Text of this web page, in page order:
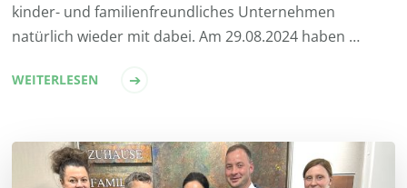
kinder- und familienfreundliches Unternehmen
natürlich wieder mit dabei. Am 29.08.2024 haben …
WEITERLESEN